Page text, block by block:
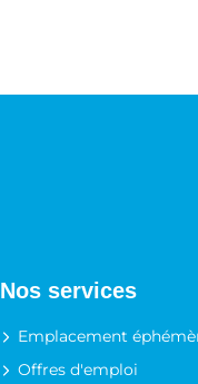
Nos services
Emplacement
Offres d'emploi